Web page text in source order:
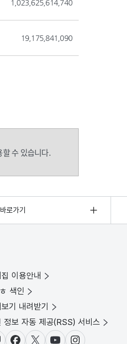
1,023,625,614,740
19,175,841,090
수 있습니다.
로가기
이용안내
색인
기 내려받기
정보 자동 제공(RSS) 서비스
페이스북X(트위터)
유튜브인스타그램